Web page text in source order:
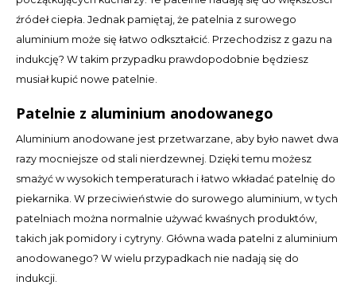
Polski
CAD
CHF
INR
JPY
THB
CZK
DKK
ECS
źródeł ciepła. Jednak pamiętaj, że patelnia z surowego
aluminium może się łatwo odkształcić. Przechodzisz z gazu na
indukcję? W takim przypadku prawdopodobnie będziesz
musiał kupić nowe patelnie.
Patelnie z aluminium anodowanego
Aluminium anodowane jest przetwarzane, aby było nawet dwa
razy mocniejsze od stali nierdzewnej. Dzięki temu możesz
smażyć w wysokich temperaturach i łatwo wkładać patelnię do
piekarnika. W przeciwieństwie do surowego aluminium, w tych
patelniach można normalnie używać kwaśnych produktów,
takich jak pomidory i cytryny. Główna wada patelni z aluminium
anodowanego? W wielu przypadkach nie nadają się do
indukcji.